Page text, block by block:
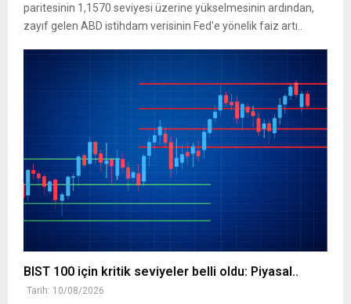
paritesinin 1,1570 seviyesi üzerine yükselmesinin ardından,
zayıf gelen ABD istihdam verisinin Fed'e yönelik faiz artı..
BIST 100 için kritik seviyeler belli oldu: Piyasal..
Tarih: 10/08/2026